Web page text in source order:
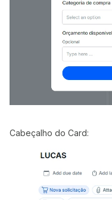
Cabeçalho do Card: